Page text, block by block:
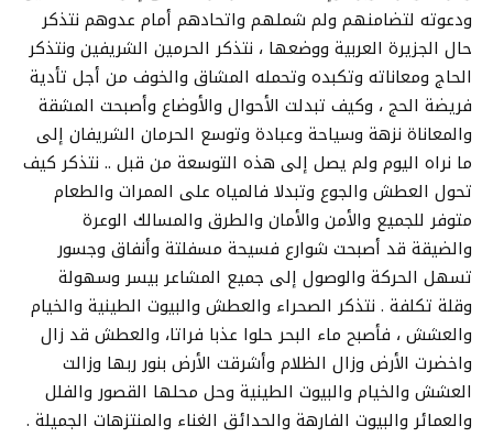
ودعوته لتضامنهم ولم شملهم واتحادهم أمام عدوهم نتذكر
حال الجزيرة العربية ووضعها ، نتذكر الحرمين الشريفين ونتذكر
الحاج ومعاناته وتكبده وتحمله المشاق والخوف من أجل تأدية
فريضة الحج ، وكيف تبدلت الأحوال والأوضاع وأصبحت المشقة
والمعاناة نزهة وسياحة وعبادة وتوسع الحرمان الشريفان إلى
ما نراه اليوم ولم يصل إلى هذه التوسعة من قبل .. نتذكر كيف
تحول العطش والجوع وتبدلا فالمياه على الممرات والطعام
متوفر للجميع والأمن والأمان والطرق والمسالك الوعرة
والضيقة قد أصبحت شوارع فسيحة مسفلتة وأنفاق وجسور
تسهل الحركة والوصول إلى جميع المشاعر بيسر وسهولة
وقلة تكلفة . نتذكر الصحراء والعطش والبيوت الطينية والخيام
والعشش ، فأصبح ماء البحر حلوا عذبا فراتا، والعطش قد زال
واخضرت الأرض وزال الظلام وأشرقت الأرض بنور ربها وزالت
العشش والخيام والبيوت الطينية وحل محلها القصور والفلل
والعمائر والبيوت الفارهة والحدائق الغناء والمنتزهات الجميلة .